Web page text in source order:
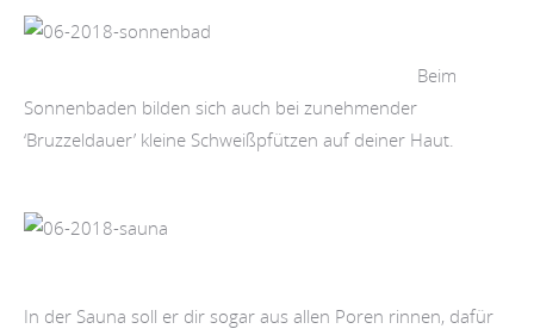
Beim
Sonnenbaden bilden sich auch bei zunehmender
‘Bruzzeldauer’ kleine Schweißpfützen auf deiner Haut.
In der Sauna soll er dir sogar aus allen Poren rinnen, dafür